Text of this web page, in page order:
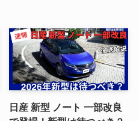
日産 新型 ノート 一部改良